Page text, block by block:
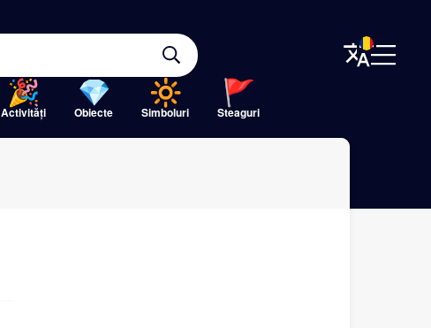
Activități Obiecte Simboluri Steaguri